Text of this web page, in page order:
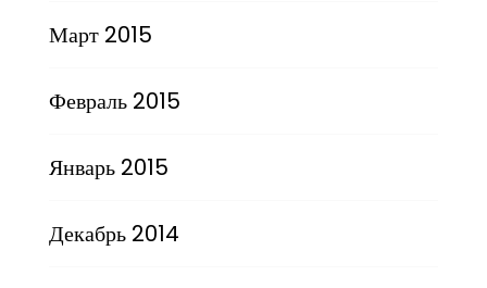
Март 2015
Февраль 2015
Январь 2015
Декабрь 2014